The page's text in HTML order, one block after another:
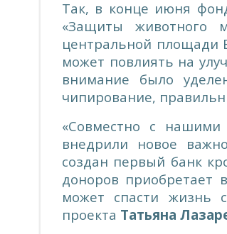
Так, в конце июня
«Защиты животного
центральной площади
может повлиять на
внимание было
чипирование,
«Совместно с
внедрили новое
создан первый банк
доноров приобретает
может спасти жизнь
проекта Татьяна